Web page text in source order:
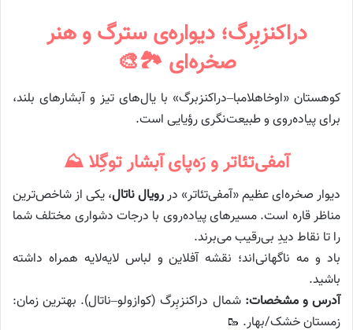
دراکنزبِرگ؛ دیواره‌ی سترگ و هنر
صخره‌ای 🏞️🎨
کوهستان «اوخاهلامبا–دراکنزبرگ» با یال‌های تیز و آبشارهای بلند،
برای پیاده‌روی و طبیعت‌نگری رؤیایی است.
آمفی‌تئاتر و رَه‌پای آبشار توگِلا ⛰️
دیوار صخره‌ای عظیم «آمفی‌تئاتر» دررویال ناتال، یکی از شاخص‌ترین
مناظر قاره است. مسیرهای پیاده‌روی با درجات دشواری مختلف شما
را تا نقاط دیدِ بی‌رقیب می‌برند.
باد و مه ناگهانی‌اند؛ نقشه آفلاین و لباس لایه‌لایه همراه داشته
باشید.
آدرس و مشخصات: شمال دراکنزبِرگ (کوازولو–ناتال). بهترین زمان:
زمستان خشک/بهار. 🥾